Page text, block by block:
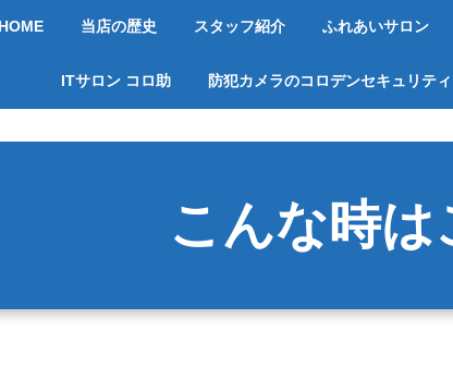
HOME 当店の歴史 スタッフ紹介 ふれあいサロン
ITサロン コロ助 防犯カメラのコロデンセキュリティ
こんな時